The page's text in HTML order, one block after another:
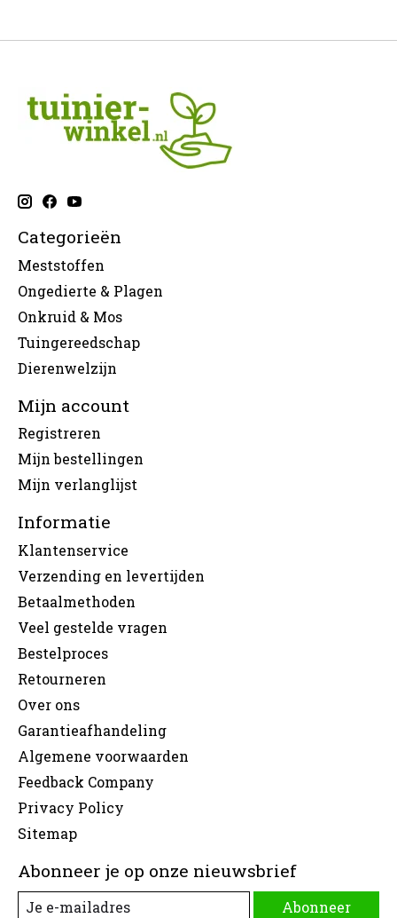
Categorieën
Meststoffen
Ongedierte & Plagen
Onkruid & Mos
Tuingereedschap
Dierenwelzijn
Mijn account
Registreren
Mijn bestellingen
Mijn verlanglijst
Informatie
Klantenservice
Verzending en levertijden
Betaalmethoden
Veel gestelde vragen
Bestelproces
Retourneren
Over ons
Garantieafhandeling
Algemene voorwaarden
Feedback Company
Privacy Policy
Sitemap
Abonneer je op onze nieuwsbrief
Abonneer